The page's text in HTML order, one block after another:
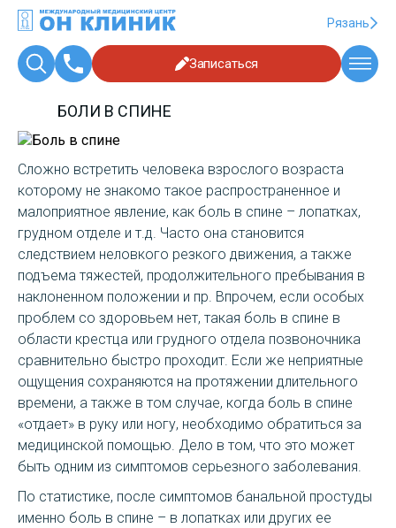
Рязань
Записаться
БОЛИ В СПИНЕ
Сложно встретить человека взрослого возраста
которому не знакомо такое распространенное и
малоприятное явление, как боль в спине – лопатках,
грудном отделе и т.д. Часто она становится
следствием неловкого резкого движения, а также
подъема тяжестей, продолжительного пребывания в
наклоненном положении и пр. Впрочем, если особых
проблем со здоровьем нет, такая боль в спине в
области крестца или грудного отдела позвоночника
сравнительно быстро проходит. Если же неприятные
ощущения сохраняются на протяжении длительного
времени, а также в том случае, когда боль в спине
«отдает» в руку или ногу, необходимо обратиться за
медицинской помощью. Дело в том, что это может
быть одним из симптомов серьезного заболевания.
По статистике, после симптомов банальной простуды
именно боль в спине – в лопатках или других ее